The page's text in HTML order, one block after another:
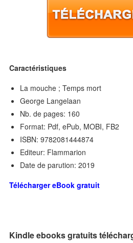
Caractéristiques
La mouche ; Temps mort
George Langelaan
Nb. de pages: 160
Format: Pdf, ePub, MOBI, FB2
ISBN: 9782081444874
Editeur: Flammarion
Date de parution: 2019
Télécharger eBook gratuit
Kindle ebooks gratuits